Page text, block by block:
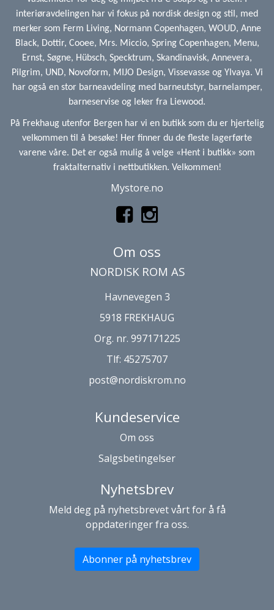
interiøravdelingen har vi fokus på nordisk design og stil, med
merker som Ferm Living, Normann Copenhagen, WOUD, Anne
Black, Dottir, Cooee, Mrs. Miccio, Spring Copenhagen, Menu,
Ernst, Søgne, Hübsch, Specktrum, Skandinavisk, Annevera,
Pilgrim, UND, Novoform, MIJO Design, Vissevasse og Ylvaya. Vi
har også en stor barneavdeling med barneutstyr, barnelamper,
barneservise og leker fra Liewood.
På Frekhaug utenfor Bergen har vi en butikk som du er hjertelig
velkommen til å besøke! Her finner du de fleste lagerførte
varene våre. Det er også mulig å velge «Hent i butikk» som
fraktalternativ i nettbutikken. Velkommen!
Mystore.no
Om oss
NORDISK ROM AS
Havnevegen 3
5918 FREKHAUG
Org. nr. 997171225
Tlf: 45275707
post@nordiskrom.no
Kundeservice
Om oss
Salgsbetingelser
Nyhetsbrev
Meld deg på nyhetsbrevet vårt for å få
oppdateringer fra oss.
Abonner på nyhetsbrev